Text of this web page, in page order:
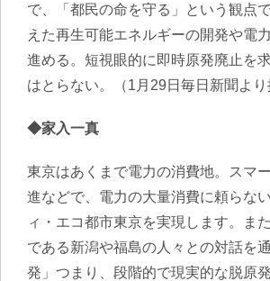
で、「都民の命を守る」という観点
えた再生可能エネルギーの開発や電
進める。短視眼的に即時原発廃止を
はとらない。（1月29日毎日新聞より
◆家入一真
東京はあくまで電力の消費地。スマ
進などで、電力の大量消費に頼らな
ィ・エコ都市東京を実現します。ま
である新潟や福島の人々との対話を
発」つまり、段階的で現実的な脱原